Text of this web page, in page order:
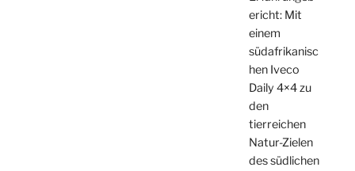
ericht: Mit
einem
südafrikanisc
hen Iveco
Daily 4×4 zu
den
tierreichen
Natur-Zielen
des südlichen